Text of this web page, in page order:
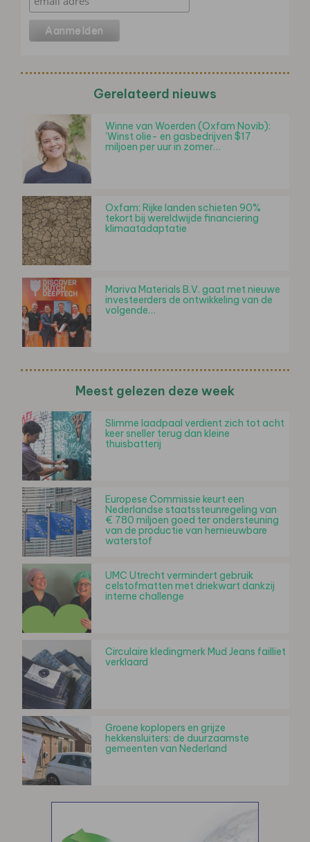
Gerelateerd nieuws
Winne van Woerden (Oxfam Novib):
'Winst olie- en gasbedrijven $17
miljoen per uur in zomer…
Oxfam: Rijke landen schieten 90%
tekort bij wereldwijde financiering
klimaatadaptatie
Mariva Materials B.V. gaat met nieuwe
investeerders de ontwikkeling van de
volgende…
Meest gelezen deze week
Slimme laadpaal verdient zich tot acht
keer sneller terug dan kleine
thuisbatterij
Europese Commissie keurt een
Nederlandse staatssteunregeling van
€ 780 miljoen goed ter ondersteuning
van de productie van hernieuwbare
waterstof
UMC Utrecht vermindert gebruik
celstofmatten met driekwart dankzij
interne challenge
Circulaire kledingmerk Mud Jeans failliet
verklaard
Groene koplopers en grijze
hekkensluiters: de duurzaamste
gemeenten van Nederland